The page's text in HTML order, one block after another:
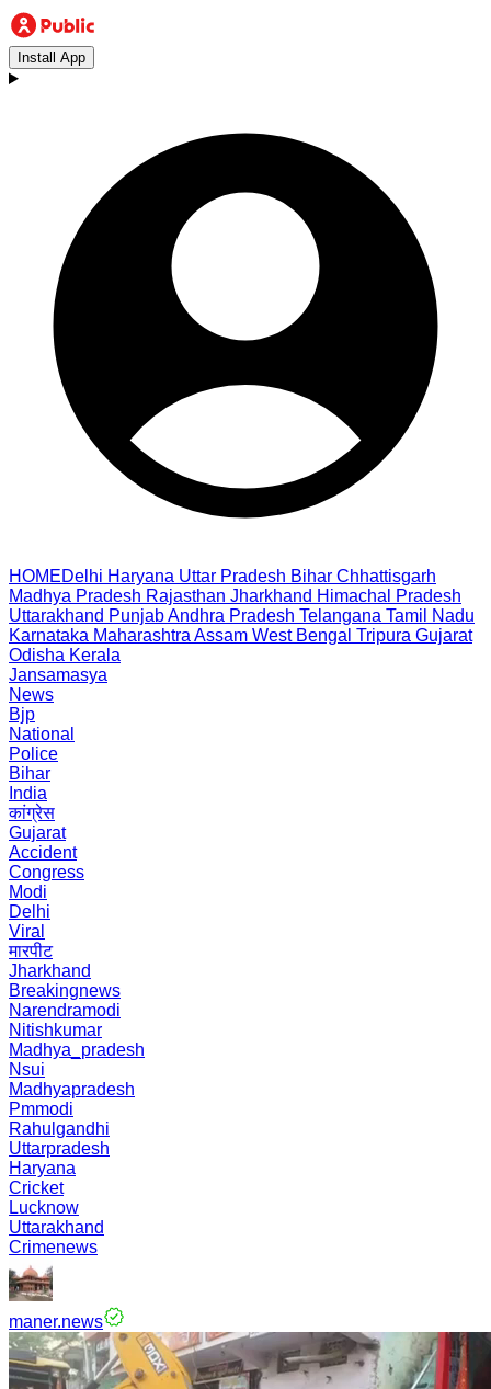
Install App
HOMEDelhi Haryana Uttar Pradesh Bihar Chhattisgarh
Madhya Pradesh Rajasthan Jharkhand Himachal Pradesh
Uttarakhand PunjabAndhra Pradesh Telangana Tamil Nadu
Karnataka Maharashtra Assam West Bengal Tripura Gujarat
Odisha Kerala
Jansamasya
News
Bjp
National
Police
Bihar
India
कांग्रेस
Gujarat
Accident
Congress
Modi
Delhi
Viral
मारपीट
Jharkhand
Breakingnews
Narendramodi
Nitishkumar
Madhya_pradesh
Nsui
Madhyapradesh
Pmmodi
Rahulgandhi
Uttarpradesh
Haryana
Cricket
Lucknow
Uttarakhand
Crimenews
maner.news